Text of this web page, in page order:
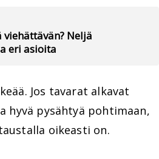
Neljä
eri asioita
Jos tavarat alkavat
hyvä pysähtyä pohtimaan,
oikeasti on.